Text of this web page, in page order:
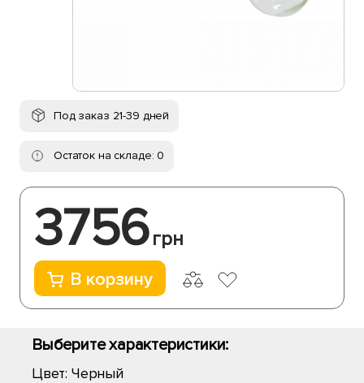
Под заказ 21-39 дней
Остаток на складе: 0
3756грн
В корзину
Выберите характеристики:
Цвет: Черный